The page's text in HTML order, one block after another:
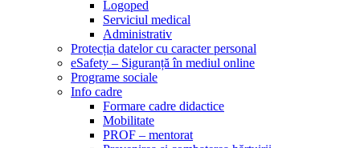
Logoped
Serviciul medical
Administrativ
Protecția datelor cu caracter personal
eSafety – Siguranță în mediul online
Programe sociale
Info cadre
Formare cadre didactice
Mobilitate
PROF – mentorat